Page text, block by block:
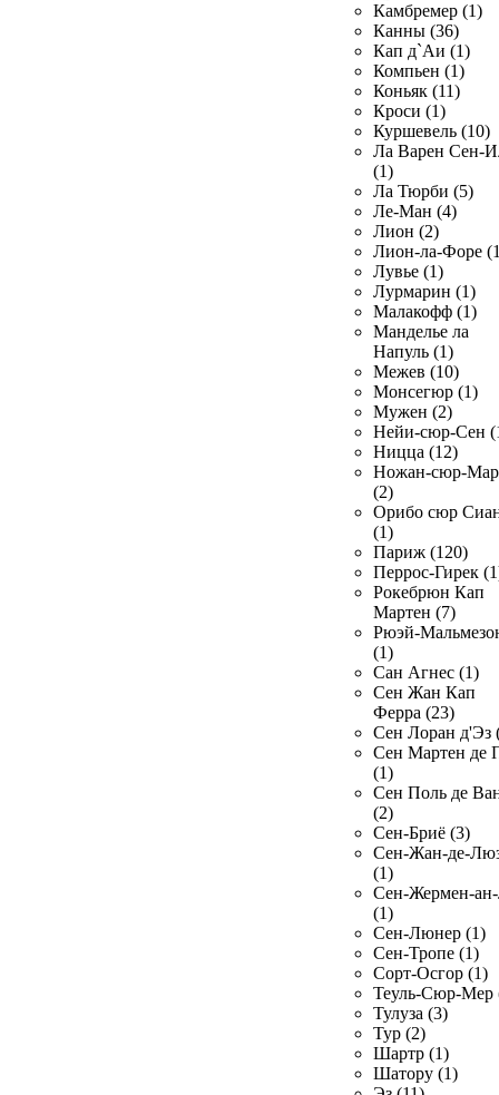
Камбремер (1)
Канны (36)
Кап д`Аи (1)
Компьен (1)
Коньяк (11)
Кроси (1)
Куршевель (10)
Ла Варен Сен-
(1)
Ла Тюрби (5)
Ле-Ман (4)
Лион (2)
Лион-ла-Форе
Лувье (1)
Лурмарин (1)
Малакофф (1)
Манделье ла
Напуль (1)
Межев (10)
Монсегюр (1)
Мужен (2)
Нейи-сюр-Сен
Ницца (12)
Ножан-сюр-
(2)
Орибо сюр
(1)
Париж (120)
Перрос-Гирек
Рокебрюн Кап
Мартен (7)
Рюэй-
(1)
Сан Агнес (1)
Сен Жан Кап
Ферра (23)
Сен Лоран д'Эз
Сен Мартен де
(1)
Сен Поль де
(2)
Сен-Бриё (3)
Сен-Жан-де-
(1)
Сен-Жермен-
(1)
Сен-Люнер (1)
Сен-Тропе (1)
Сорт-Осгор (1)
Теуль-Сюр-Мер
Тулуза (3)
Тур (2)
Шартр (1)
Шатору (1)